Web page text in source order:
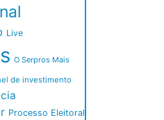
Live
O Serpros Mais
de investimento
Processo Eleitoral